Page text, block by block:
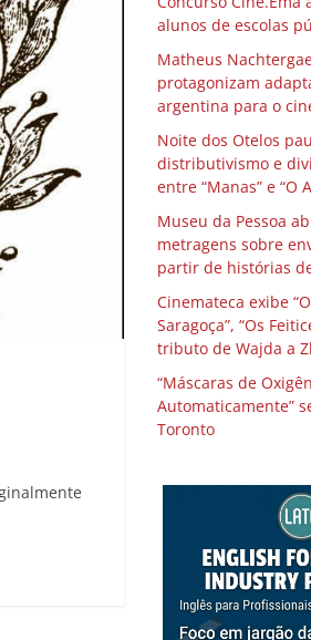
alunos de escolas
Matheus
protagonizam
argentina para o
Noite dos Otelos
distributivismo e
entre “Manas” e “O
Museu da Pessoa
metragens sobre
partir de histórias
Cinemateca exibe
Saragoça”, “Os
tributo de Wajda a
“Máscaras de
Automaticamente”
Toronto